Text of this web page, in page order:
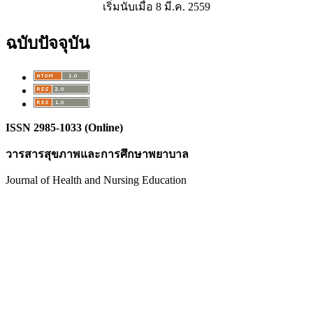
เริ่มนับเมื่อ 8 มี.ค. 2559
ฉบับปัจจุบัน
ISSN 2985-1033 (Online)
วารสารสุขภาพและการศึกษาพยาบาล
Journal of Health and Nursing Education